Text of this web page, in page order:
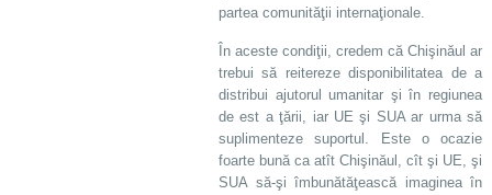
partea comunităţii internaţionale.
În aceste condiţii, credem că Chişinăul ar
trebui să reitereze disponibilitatea de a
distribui ajutorul umanitar şi în regiunea
de est a ţării, iar UE şi SUA ar urma să
suplimenteze suportul. Este o ocazie
foarte bună ca atît Chişinăul, cît şi UE, şi
SUA să-şi îmbunătăţească imaginea în